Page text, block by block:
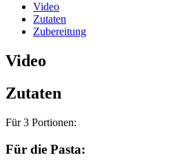
Video
Zutaten
Zubereitung
Video
Zutaten
Für3 Portionen:
Für die Pasta: